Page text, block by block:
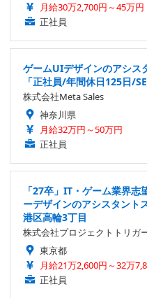
月給30万2,700円～45万円
正社員
ゲームUIデザインのアシス
「正社員/年間休日125日/
株式会社Meta Sales
神奈川県
月給32万円～50万円
正社員
「27卒」IT・ゲーム業界
ーデザインのアシスタン
港区高輪3丁目
株式会社プロジェクトトリガ
東京都
月給21万2,600円～32万
正社員